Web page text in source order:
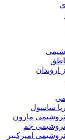
اروندان
آریا ساسول
مارون
جم
امیرکبیر